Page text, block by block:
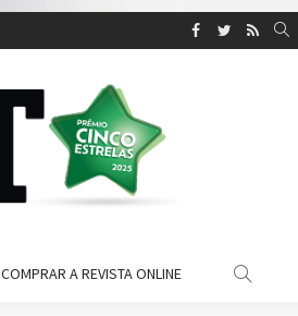
COMPRAR A REVISTA ONLINE